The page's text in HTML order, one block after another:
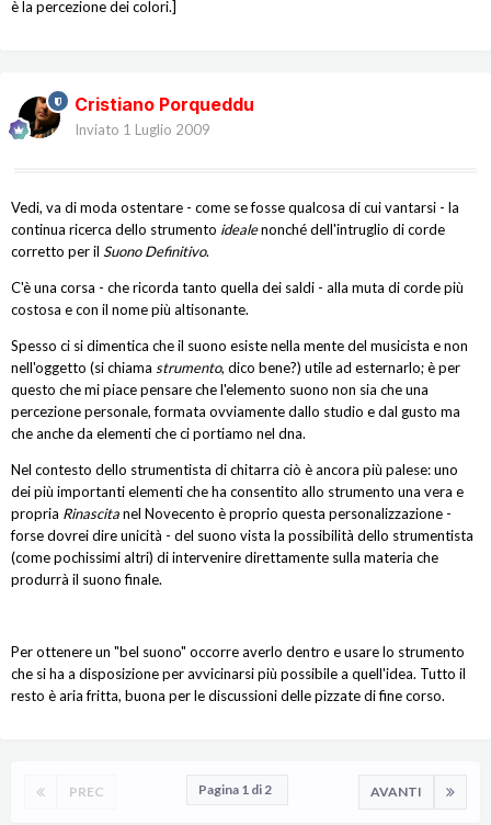
è la percezione dei colori.]
Cristiano Porqueddu
Inviato 1 Luglio 2009
Vedi, va di moda ostentare - come se fosse qualcosa di cui vantarsi - la
continua ricerca dello strumento idealenonché dell'intruglio di corde
corretto per il Suono Definitivo.
C'è una corsa - che ricorda tanto quella dei saldi - alla muta di corde più
costosa e con il nome più altisonante.
Spesso ci si dimentica che il suono esiste nella mente del musicista e non
nell'oggetto (si chiama strumento, dico bene?) utile ad esternarlo; è per
questo che mi piace pensare che l'elemento suono non sia che una
percezione personale, formata ovviamente dallo studio e dal gusto ma
che anche da elementi che ci portiamo nel dna.
Nel contesto dello strumentista di chitarra ciò è ancora più palese: uno
dei più importanti elementi che ha consentito allo strumento una vera e
propria Rinascitanel Novecento è proprio questa personalizzazione -
forse dovrei dire unicità - del suono vista la possibilità dello strumentista
(come pochissimi altri) di intervenire direttamente sulla materia che
produrrà il suono finale.
Per ottenere un "bel suono" occorre averlo dentro e usare lo strumento
che si ha a disposizione per avvicinarsi più possibile a quell'idea. Tutto il
resto è aria fritta, buona per le discussioni delle pizzate di fine corso.
PREC AVANTI
Pagina 1 di 2